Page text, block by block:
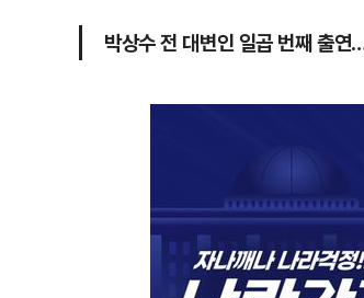
박상수 전 대변인 일곱 번째 출